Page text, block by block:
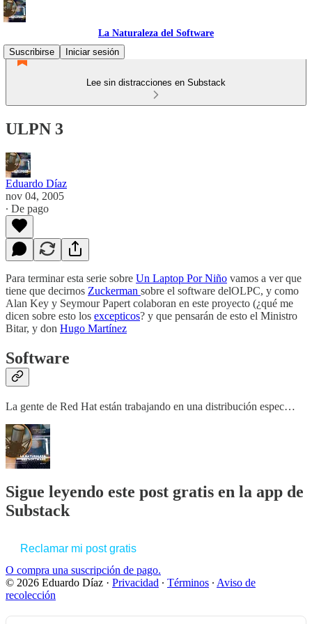
La Naturaleza del Software
Suscribirse
Iniciar sesión
Lee sin distracciones en Substack
ULPN 3
Eduardo Díaz
nov 04, 2005
∙ De pago
Para terminar esta serie sobre Un Laptop Por Niño vamos a ver que
tiene que decirnos Zuckerman sobre el software delOLPC, y como
Alan Key y Seymour Papert colaboran en este proyecto (¿qué me
dicen sobre esto los excepticos? y que pensarán de esto el Ministro
Bitar, y don Hugo Martínez
Software
La gente de Red Hat están trabajando en una distribución espec…
Sigue leyendo este post gratis en la app de
Substack
Reclamar mi post gratis
O compra una suscripción de pago.
© 2026 Eduardo Díaz · Privacidad ∙ Términos ∙ Aviso de
recolección